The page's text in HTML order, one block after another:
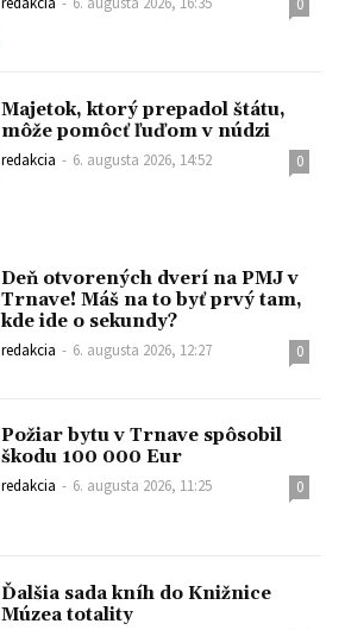
Majetok, ktorý prepadol štátu,
môže pomôcť ľuďom v núdzi
redakcia - 6. augusta 2026, 14:52 0
Deň otvorených dverí na PMJ v
Trnave! Máš na to byť prvý tam,
kde ide o sekundy?
redakcia - 6. augusta 2026, 12:27 0
Požiar bytu v Trnave spôsobil
škodu 100 000 Eur
redakcia - 6. augusta 2026, 11:25 0
Ďalšia sada kníh do Knižnice
Múzea totality